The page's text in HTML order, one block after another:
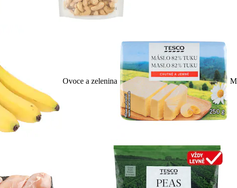
Ovoce a zelenina